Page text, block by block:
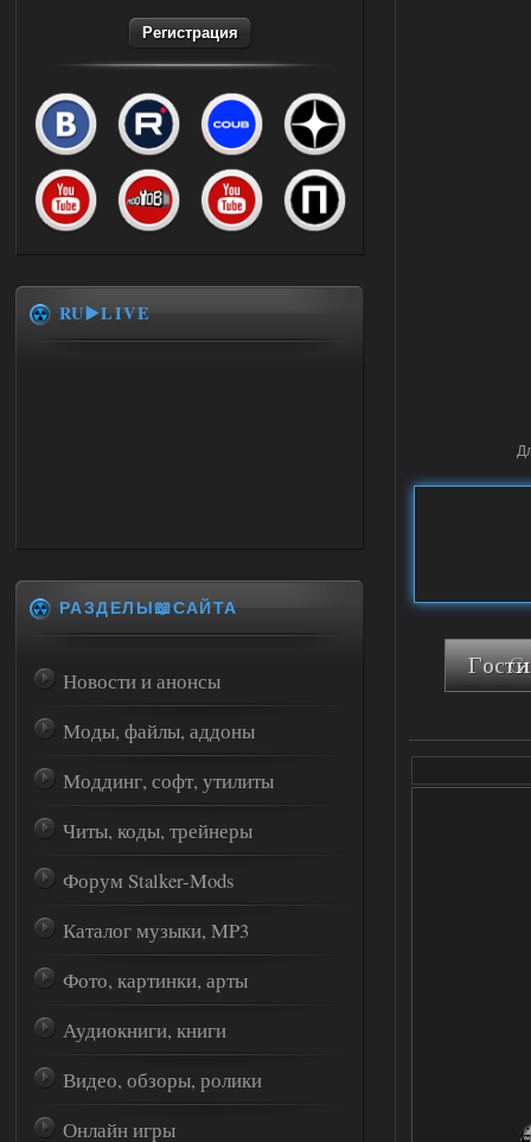
Регистрация
RU▶️LIVE
РАЗДЕЛЫ📖САЙТА
Новости и анонсы
Моды, файлы, аддоны
Моддинг, софт, утилиты
Читы, коды, трейнеры
Форум Stalker-Mods
Каталог музыки, MP3
Фото, картинки, арты
Аудиокниги, книги
Видео, обзоры, ролики
Онлайн игры